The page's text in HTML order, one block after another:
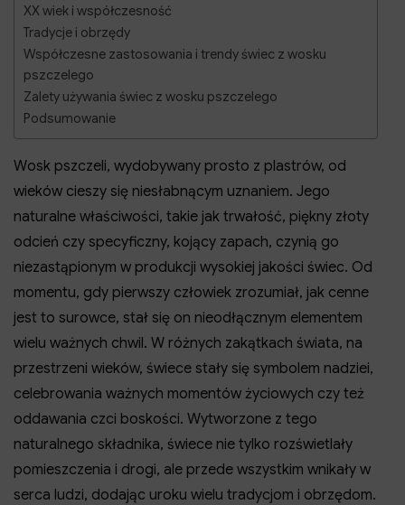
XX wiek i współczesność
Tradycje i obrzędy
Współczesne zastosowania i trendy świec z wosku
pszczelego
Zalety używania świec z wosku pszczelego
Podsumowanie
Wosk pszczeli, wydobywany prosto z plastrów, od
wieków cieszy się niesłabnącym uznaniem. Jego
naturalne właściwości, takie jak trwałość, piękny złoty
odcień czy specyficzny, kojący zapach, czynią go
niezastąpionym w produkcji wysokiej jakości świec. Od
momentu, gdy pierwszy człowiek zrozumiał, jak cenne
jest to surowce, stał się on nieodłącznym elementem
wielu ważnych chwil. W różnych zakątkach świata, na
przestrzeni wieków, świece stały się symbolem nadziei,
celebrowania ważnych momentów życiowych czy też
oddawania czci boskości. Wytworzone z tego
naturalnego składnika, świece nie tylko rozświetlały
pomieszczenia i drogi, ale przede wszystkim wnikały w
serca ludzi, dodając uroku wielu tradycjom i obrzędom.